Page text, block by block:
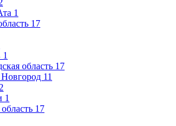
1
17
1
область 17
11
2
1
17